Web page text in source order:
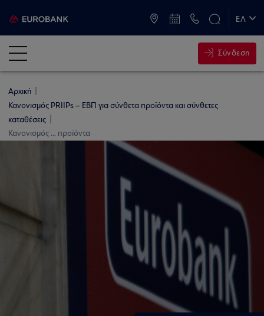
ΕΛ
Σύνδεση
Αρχική
Κανονισμός PRIIPs – ΕΒΠ για σύνθετα προϊόντα και σύνθετες
καταθέσεις
Κανονισμός ... προϊόντα